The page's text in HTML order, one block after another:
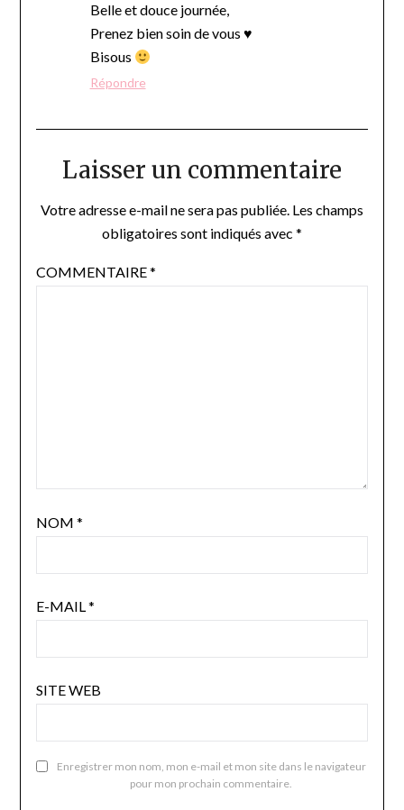
Belle et douce journée,
Prenez bien soin de vous ♥
Bisous
Répondre
Laisser un commentaire
Votre adresse e-mail ne sera pas publiée. Les champs
obligatoires sont indiqués avec *
COMMENTAIRE*
NOM *
E-MAIL*
SITE WEB
Enregistrer mon nom, mon e-mail et mon site dans le navigateur
pour mon prochain commentaire.